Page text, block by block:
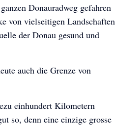
Donauradweg gefahren
von vielseitigen Landschaften
der Donau gesund und
auch die Grenze von
einhundert Kilometern
so, denn eine einzige grosse